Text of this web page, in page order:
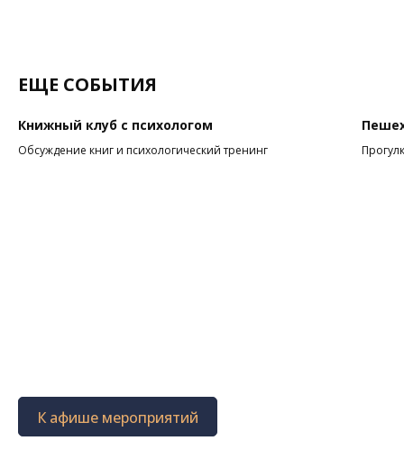
ЕЩЕ СОБЫТИЯ
Книжный клуб с психологом
Обсуждение книг и психологический тренинг
К афише мероприятий